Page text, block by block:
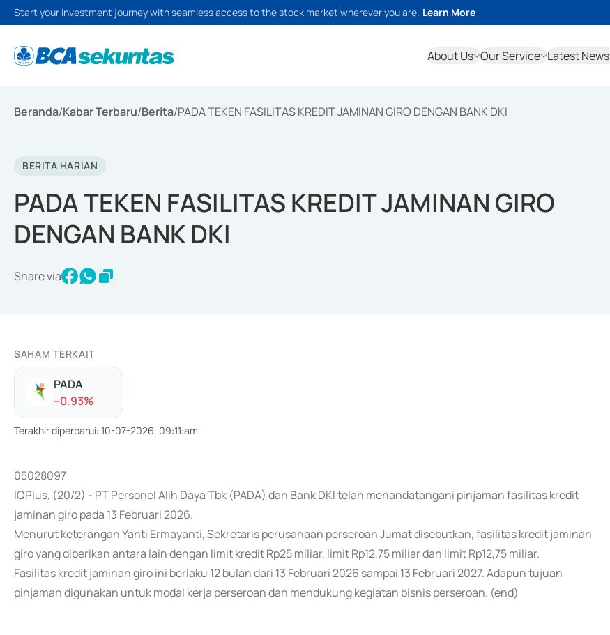
Start your investment journey with seamless access to the stock market wherever you are. Learn More
About Us Our Service Latest News
Beranda/Kabar Terbaru/Berita/PADA TEKEN FASILITAS KREDIT JAMINAN GIRO DENGAN BANK DKI
BERITA HARIAN
PADA TEKEN FASILITAS KREDIT JAMINAN GIRO
DENGAN BANK DKI
Share via
SAHAM TERKAIT
PADA
--0.93%
Terakhir diperbarui: 10-07-2026, 09:11:am
05028097
IQPlus, (20/2) - PT Personel Alih Daya Tbk (PADA) dan Bank DKI telah menandatangani pinjaman fasilitas kredit
jaminan giro pada 13 Februari 2026.
Menurut keterangan Yanti Ermayanti, Sekretaris perusahaan perseroan Jumat disebutkan, fasilitas kredit jaminan
giro yang diberikan antara lain dengan limit kredit Rp25 miliar, limit Rp12,75 miliar dan limit Rp12,75 miliar.
Fasilitas kredit jaminan giro ini berlaku 12 bulan dari 13 Februari 2026 sampai 13 Februari 2027. Adapun tujuan
pinjaman digunakan untuk modal kerja perseroan dan mendukung kegiatan bisnis perseroan. (end)